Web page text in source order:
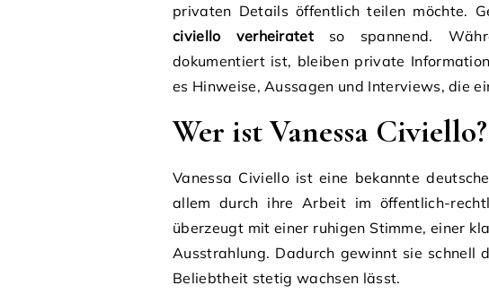
privaten Details öffentlich teilen möchte.
civiello verheiratet so spannend.
dokumentiert ist, bleiben private
es Hinweise, Aussagen und Interviews, die
Wer ist Vanessa Civiello?
Vanessa Civiello ist eine bekannte
allem durch ihre Arbeit im öffentlich-
überzeugt mit einer ruhigen Stimme, einer
Ausstrahlung. Dadurch gewinnt sie schnell
Beliebtheit stetig wachsen lässt.